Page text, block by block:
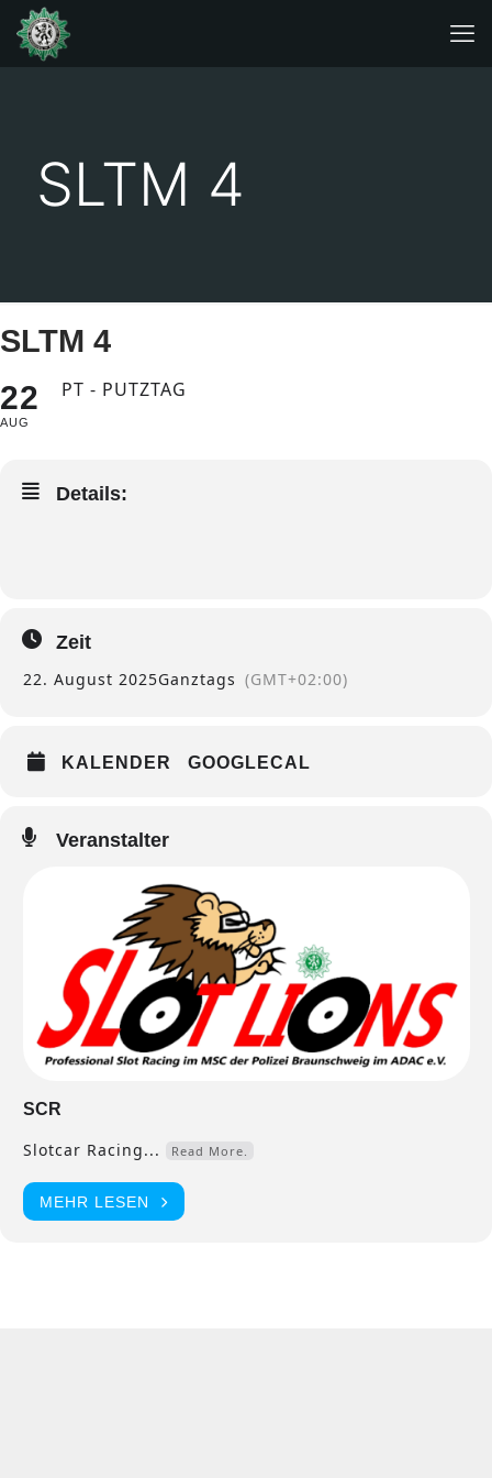
SLTM 4
SLTM 4
22
AUG
PT - PUTZTAG
Details:
Zeit
22. August 2025Ganztags (GMT+02:00)
KALENDER GOOGLECAL
Veranstalter
SCR
Slotcar Racing... Read More.
MEHR LESEN